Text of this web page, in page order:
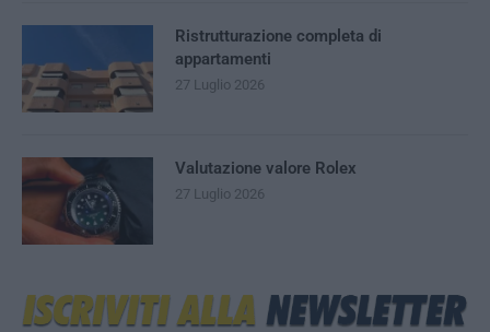
Ristrutturazione completa di
appartamenti
27 Luglio 2026
Valutazione valore Rolex
27 Luglio 2026